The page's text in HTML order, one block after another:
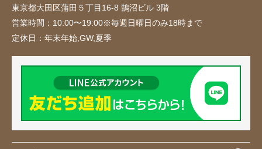
東京都大田区蒲田５丁目16-8 鵠沼ビル 3階
営業時間： 10:00〜19:00※毎週日曜日のみ18時まで
定休日： 年末年始,GW,夏季